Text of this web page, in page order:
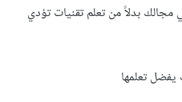
بدلاً من تعلم تقنيات تؤدي
تعلمها